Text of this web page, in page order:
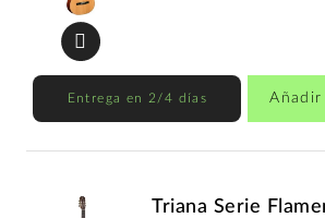
Entrega en 2/4 días
Triana Serie